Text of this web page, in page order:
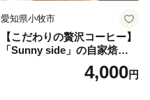
愛知県小牧市
【こだわりの贅沢コーヒー】
「Sunny side」の自家焙煎珈
琲サニーブレンド（100g）
4,000円